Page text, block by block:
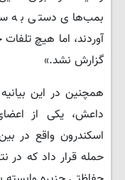
بمب‌های دستی به
آوردند، اما هیچ
گزارش نشد.»
همچنین در این
داعش، یکی از
اسکندرون واقع در
حمله قرار داد که در